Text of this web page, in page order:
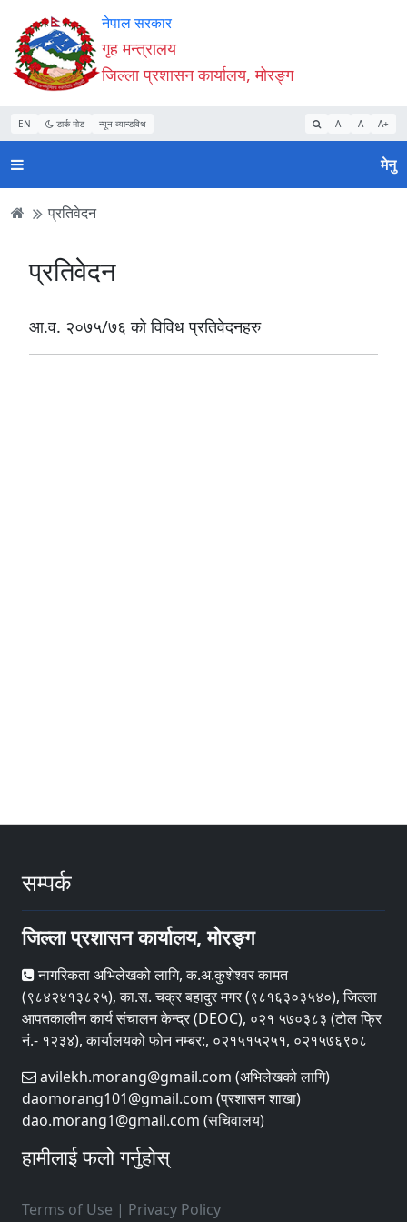
Accessibility
Mode
सुरु
गर्नुहोस्
सामाग्री
पढ्नुहाेस्
नेभिगेसन
पढ्नुहाेस्
वेबसाइट
खोजमा
जानुहोस्
नेपाल सरकार
गृह मन्त्रालय
जिल्ला प्रशासन कार्यालय, मोरङ्ग
EN डार्क मोड न्यून व्यान्डविथ A- A A+
मेनु
प्रतिवेदन
प्रतिवेदन
आ‍.व. २०७५/७६ काे विविध प्रतिवेदनहरु
सम्पर्क
जिल्ला प्रशासन कार्यालय, मोरङ्ग
नागरिकता अभिलेखको लागि, क.अ.कुशेश्वर कामत
(९८४२४१३८२५), का.स. चक्र बहादुर मगर (९८१६३०३५४०), जिल्ला
आपतकालीन कार्य संचालन केन्द्र (DEOC), ०२१ ५७०३८३ (टोल फ्रि
नं.- १२३४), कार्यालयको फोन नम्बर:, ०२१५१५२५१, ०२१५७६९०८
avilekh.morang@gmail.com (अभिलेखको लागि)
daomorang101@gmail.com (प्रशासन शाखा)
dao.morang1@gmail.com (सचिवालय)
हामीलाई फलो गर्नुहोस्
Terms of Use | Privacy Policy